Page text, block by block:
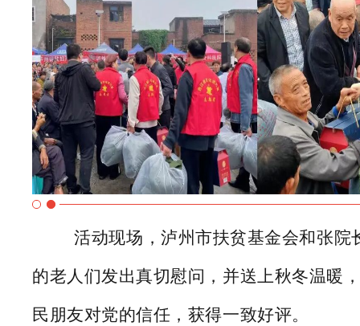
活动现场，泸州市扶贫基金会和张院
的老人们发出真切慰问，并送上秋冬温暖
民朋友对党的信任，获得一致好评。